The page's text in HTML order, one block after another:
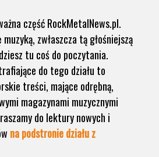
część RockMetalNews.pl.
zwłaszcza tą głośniejszą
tu coś do poczytania.
do tego działu to
treści, mające odrębną,
magazynami muzycznymi
do lektury nowych i
na podstronie działu z